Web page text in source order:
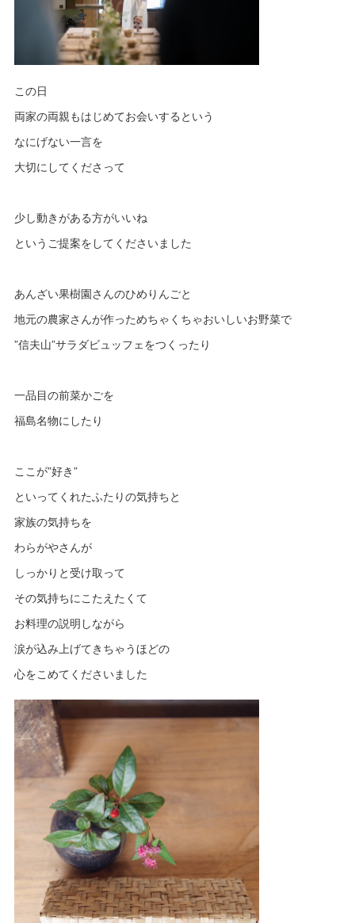
この日
両家の両親もはじめてお会いするという
なにげない一言を
大切にしてくださって
少し動きがある方がいいね
というご提案をしてくださいました
あんざい果樹園さんのひめりんごと
地元の農家さんが作っためちゃくちゃおいしいお野菜で
”信夫山”サラダビュッフェをつくったり
一品目の前菜かごを
福島名物にしたり
ここが”好き”
といってくれたふたりの気持ちと
家族の気持ちを
わらがやさんが
しっかりと受け取って
その気持ちにこたえたくて
お料理の説明しながら
涙が込み上げてきちゃうほどの
心をこめてくださいました